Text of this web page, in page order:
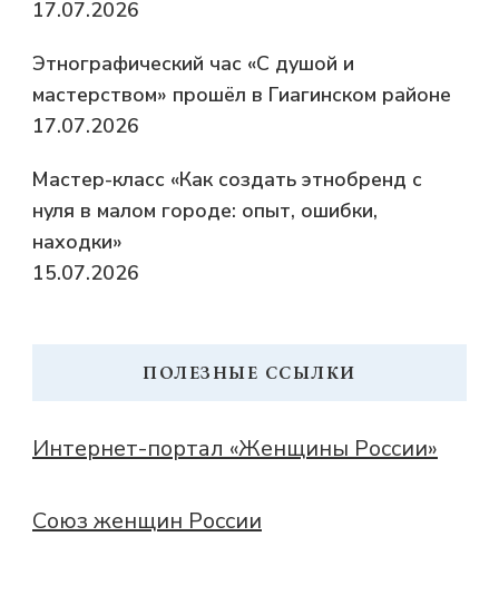
17.07.2026
Этнографический час «С душой и
мастерством» прошёл в Гиагинском районе
17.07.2026
Мастер-класс «Как создать этнобренд с
нуля в малом городе: опыт, ошибки,
находки»
15.07.2026
ПОЛЕЗНЫЕ ССЫЛКИ
Интернет-портал «Женщины России»
Союз женщин России